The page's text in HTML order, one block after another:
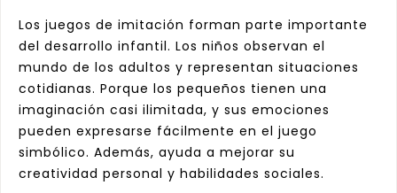
Los juegos de imitación forman parte importante
del desarrollo infantil. Los niños observan el
mundo de los adultos y representan situaciones
cotidianas. Porque los pequeños tienen una
imaginación casi ilimitada, y sus emociones
pueden expresarse fácilmente en el juego
simbólico. Además, ayuda a mejorar su
creatividad personal y habilidades sociales.